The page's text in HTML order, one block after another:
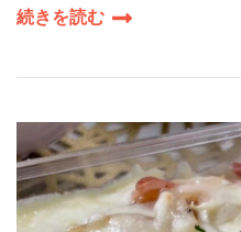
続きを読む